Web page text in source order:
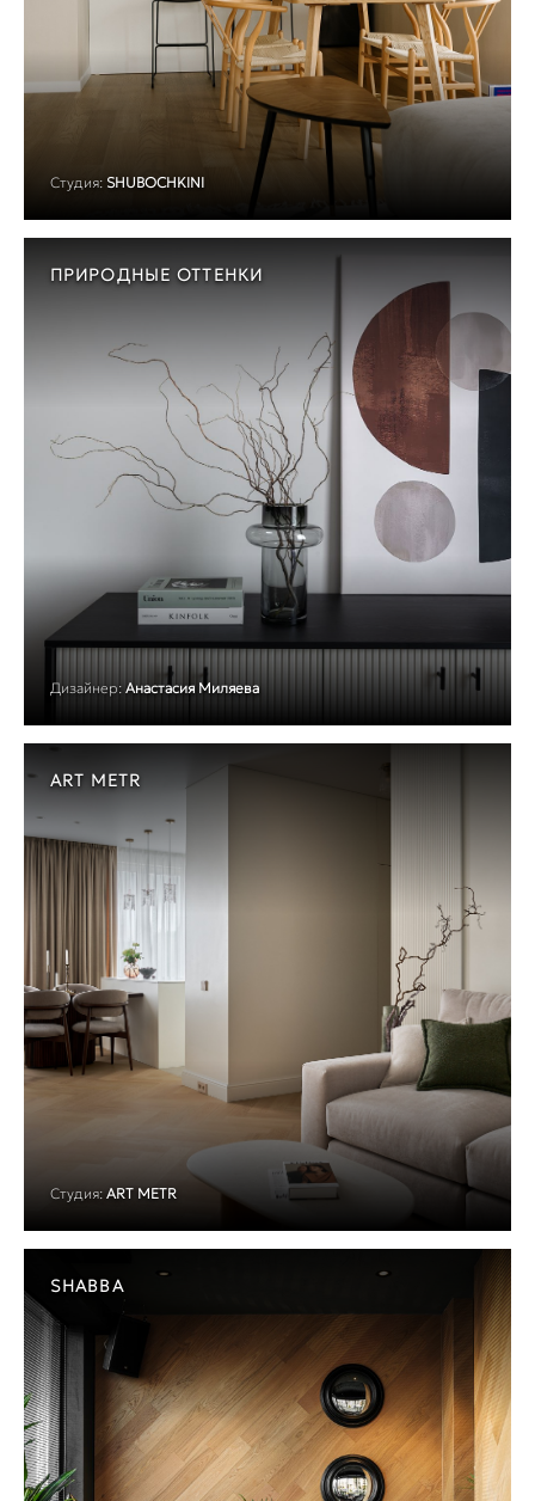
Студия: SHUBOCHKINI
ПРИРОДНЫЕ ОТТЕНКИ
Дизайнер: Анастасия Миляева
ART METR
Студия: ART METR
SHABBA